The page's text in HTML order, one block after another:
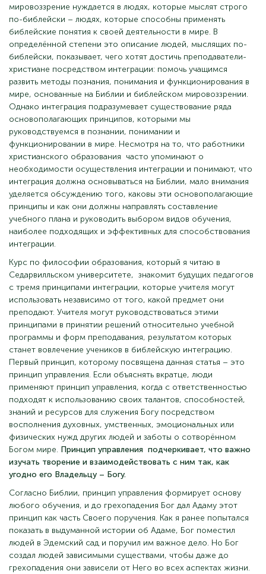
мировоззрение нуждается в людях, которые мыслят строго
по-библейски – людях, которые способны применять
библейские понятия к своей деятельности в мире. В
определённой степени это описание людей, мыслящих по-
библейски, показывает, чего хотят достичь преподаватели-
христиане посредством интеграции: помочь учащимся
развить методы познания, понимания и функционирования в
мире, основанные на Библии и библейском мировоззрении.
Однако интеграция подразумевает существование ряда
основополагающих принципов, которыми мы
руководствуемся в познании, понимании и
функционировании в мире. Несмотря на то, что работники
христианского образования часто упоминают о
необходимости осуществления интеграции и понимают, что
интеграция должна основываться на Библии, мало внимания
уделяется обсуждению того, каковы эти основополагающие
принципы и как они должны направлять составление
учебного плана и руководить выбором видов обучения,
наиболее подходящих и эффективных для способствования
интеграции.
Курс по философии образования, который я читаю в
Седарвилльском университете, знакомит будущих педагогов
с тремя принципами интеграции, которые учителя могут
использовать независимо от того, какой предмет они
преподают. Учителя могут руководствоваться этими
принципами в принятии решений относительно учебной
программы и форм преподавания, результатом которых
станет вовлечение учеников в библейскую интеграцию.
Первый принцип, которому посвящена данная статья – это
принцип управления. Если объяснять вкратце, люди
применяют принцип управления, когда с ответственностью
подходят к использованию своих талантов, способностей,
знаний и ресурсов для служения Богу посредством
восполнения духовных, умственных, эмоциональных или
физических нужд других людей и заботы о сотворённом
Богом мире. Принцип управления подчеркивает, что важно
изучать творение и взаимодействовать с ним так, как
угодно его Владельцу – Богу.
Согласно Библии, принцип управления формирует основу
любого обучения, и до грехопадения Бог дал Адаму этот
принцип как часть Своего поручения. Как я ранее попытался
показать в выдуманной истории об Адаме, Бог поместил
людей в Эдемский сад и поручил им важное дело. Но Бог
создал людей зависимыми существами, чтобы даже до
грехопадения они зависели от Него во всех аспектах жизни.